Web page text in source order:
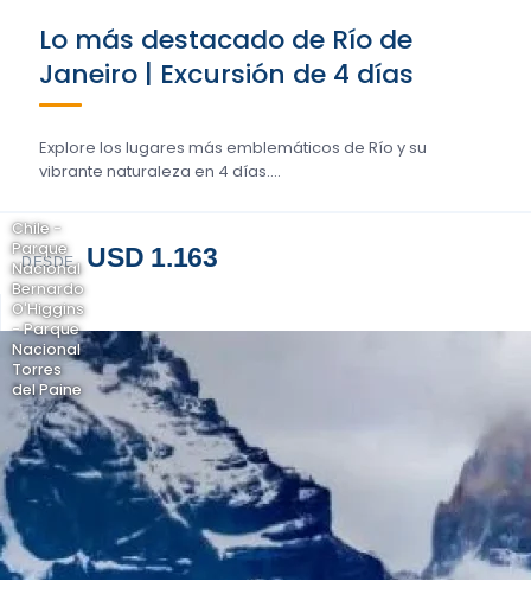
Lo más destacado de Río de
Janeiro | Excursión de 4 días
Explore los lugares más emblemáticos de Río y su
vibrante naturaleza en 4 días....
DESDE USD 1.163
Chile -
Parque
Nacional
Bernardo
O'Higgins
- Parque
Nacional
Torres
del Paine